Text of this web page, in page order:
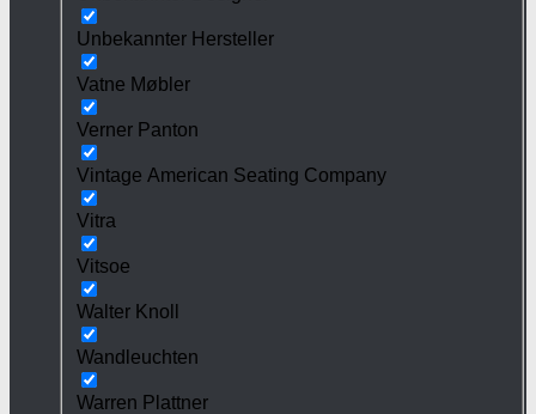
Unbekannter Hersteller
Vatne Møbler
Verner Panton
Vintage American Seating Company
Vitra
Vitsoe
Walter Knoll
Wandleuchten
Warren Plattner